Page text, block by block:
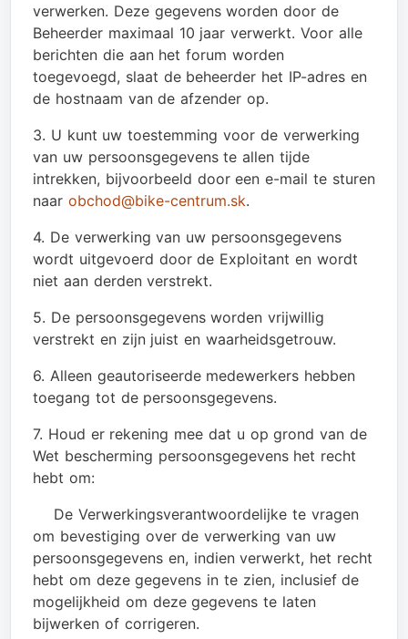
verwerken. Deze gegevens worden door de
Beheerder maximaal 10 jaar verwerkt. Voor alle
berichten die aan het forum worden
toegevoegd, slaat de beheerder het IP-adres en
de hostnaam van de afzender op.
3. U kunt uw toestemming voor de verwerking
van uw persoonsgegevens te allen tijde
intrekken, bijvoorbeeld door een e-mail te sturen
naar obchod@bike-centrum.sk.
4. De verwerking van uw persoonsgegevens
wordt uitgevoerd door de Exploitant en wordt
niet aan derden verstrekt.
5. De persoonsgegevens worden vrijwillig
verstrekt en zijn juist en waarheidsgetrouw.
6. Alleen geautoriseerde medewerkers hebben
toegang tot de persoonsgegevens.
7. Houd er rekening mee dat u op grond van de
Wet bescherming persoonsgegevens het recht
hebt om:
De Verwerkingsverantwoordelijke te vragen
om bevestiging over de verwerking van uw
persoonsgegevens en, indien verwerkt, het recht
hebt om deze gegevens in te zien, inclusief de
mogelijkheid om deze gegevens te laten
bijwerken of corrigeren.